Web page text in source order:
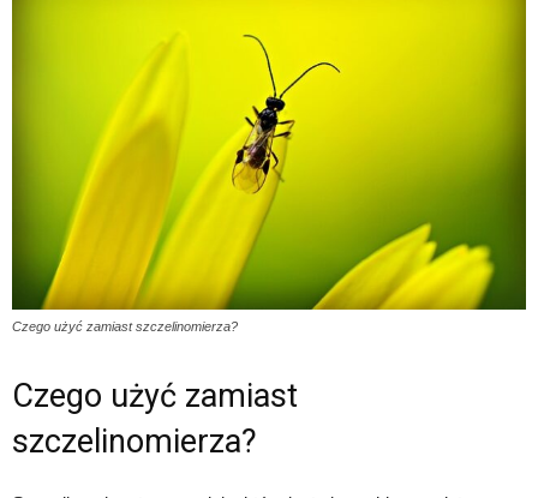
Czego użyć zamiast szczelinomierza?
Czego użyć zamiast
szczelinomierza?